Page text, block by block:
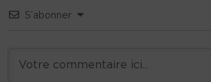
S’abonner